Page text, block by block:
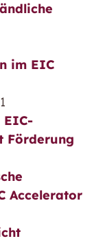
im EIC
EIC-
Förderung
Accelerator